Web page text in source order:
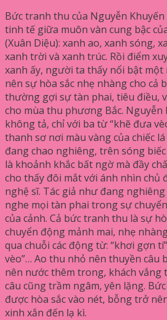
Bức tranh thu của Nguyễn
tinh tế giữa muôn vàn cung bậc
(Xuân Diệu): xanh ao, xanh sóng,
xanh trời và xanh trúc. Rồi điểm
xanh ấy, người ta thấy nổi bật một
nên sự hòa sắc nhẹ nhàng cho cả
thường gợi sự tàn phai, tiêu điều,
cho mùa thu phương Bắc. Nguyễn
không tả, chỉ với ba từ “khẽ đưa
thanh sơ nơi màu vàng của chiếc
đang chao nghiêng, trên sóng
là khoảnh khắc bất ngờ mà đầy
cho thấy đôi mắt với ánh nhìn chủ
nghệ sĩ. Tác giả như đang
nghe mọi tàn phai trong sự
của cảnh. Cả bức tranh thu là sự
chuyển động mảnh mai, nhẹ
qua chuỗi các động từ: “khơi gợn
vèo”… Ao thu nhỏ nên thuyền câu
nên nước thêm trong, khách vắng
câu cũng trầm ngâm, yên lặng.
được hòa sắc vào nét, bỗng trở
xinh xắn đến lạ kì.